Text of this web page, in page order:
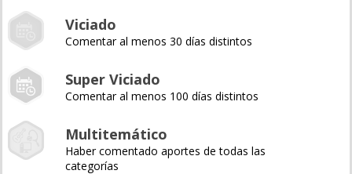
Viciado
Comentar al menos 30 días distintos
Super Viciado
Comentar al menos 100 días distintos
Multitemático
Haber comentado aportes de todas las
categorías